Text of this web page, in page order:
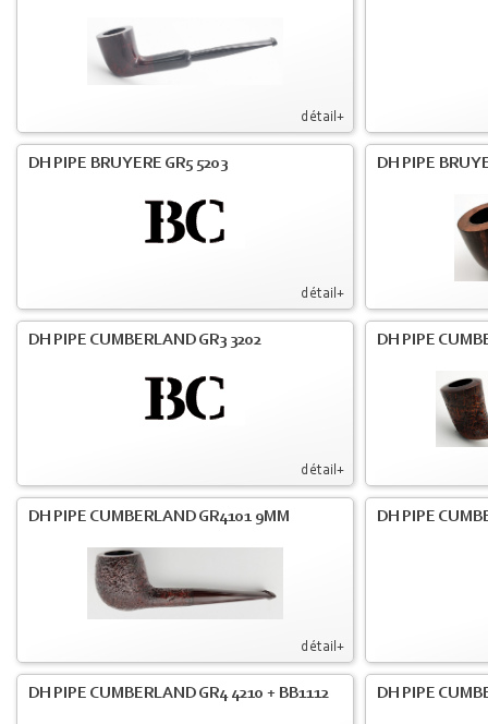
détail+
détail+
DH PIPE BRUYERE GR5 5203 DH PIPE
détail+
DH PIPE CUMBERLAND GR3 3202 DH PIPE
détail+
DH PIPE CUMBERLAND GR4101 9MM DH PIPE
DH PIPE CUMBERLAND GR4 4210 + BB1112 DH PIPE